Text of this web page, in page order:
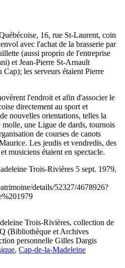
16, rue St-Laurent, coin
avec l'achat de la brasserie par
(aussi proprio de l'entreprise
et Jean-Pierre St-Arnault
les serveurs étaient Pierre
l'endroit et afin d'associer le
directement au sport et
nouvelles orientations, telles la
une Ligue de dards, tournois
de courses de canots
Les jeudis et vendredis, des
musiciens étaient en spectacle.
Trois-Rivières 5 sept. 1979,
details/52327/4678926?
Trois-Rivières, collection de
(Bibliothèque et Archives
personnelle Gilles Dargis
, Cap-de-la-Madeleine